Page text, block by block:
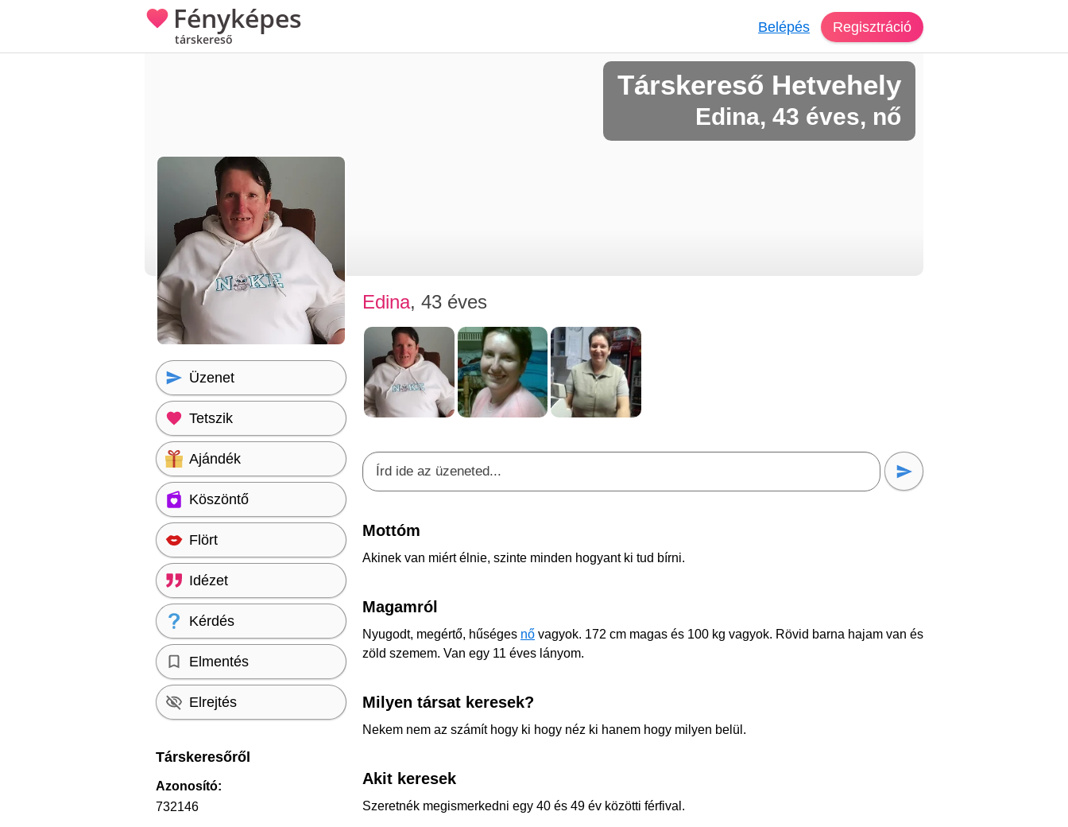
Fényképes
társkereső
Belépés Regisztráció
Társkereső Hetvehely
Edina, 43 éves, nő
Edina, 43 éves
Mottóm
Akinek van miért élnie, szinte minden hogyant ki tud bírni.
Magamról
Nyugodt, megértő, hűséges nő vagyok. 172 cm magas és 100 kg vagyok. Rövid barna hajam van és
zöld szemem. Van egy 11 éves lányom.
Milyen társat keresek?
Nekem nem az számít hogy ki hogy néz ki hanem hogy milyen belül.
Akit keresek
Szeretnék megismerkedni egy 40 és 49 év közötti férfival.
Üzenet
Tetszik
Ajándék
Köszöntő
Flört
Idézet
Kérdés
Elmentés
Elrejtés
Társkeresőről
Azonosító:
732146